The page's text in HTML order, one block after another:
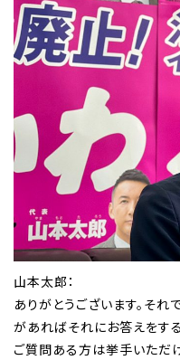
山本太郎：
ありがとうございます。そ
があればそれにお答えをす
ご質問ある方は挙手いただけ